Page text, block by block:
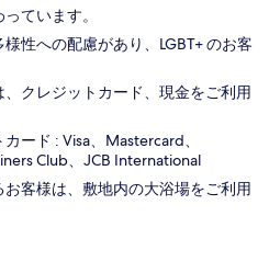
ています。
性への配慮があり、LGBT+ のお客
クレジットカード、現金をご利用
ード : Visa、Mastercard、
Club、JCB International
客様は、敷地内の大浴場をご利用